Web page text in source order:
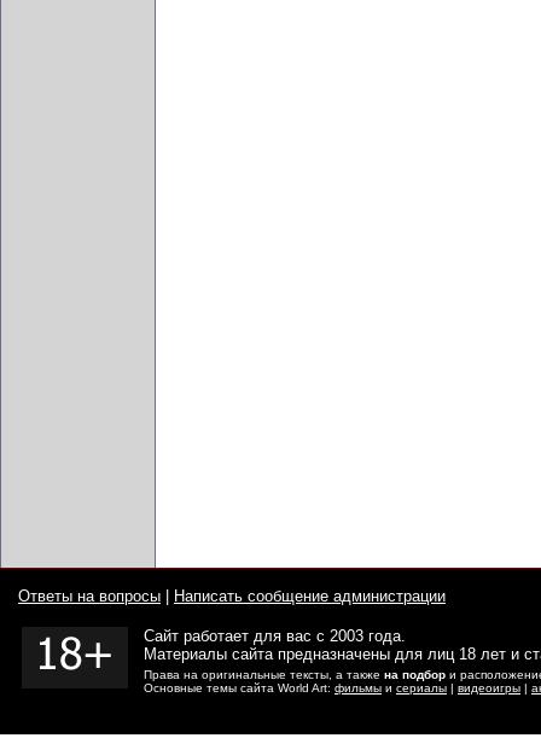
Ответы на вопросы Написать сообщение администрации
Сайт работает для вас с 2003 года.
Материалы сайта предназначены для лиц 18 лет и
Права на оригинальные тексты, а также на подбор и
Основные темы сайта World Art: фильмы и сериалы | видеоигры |